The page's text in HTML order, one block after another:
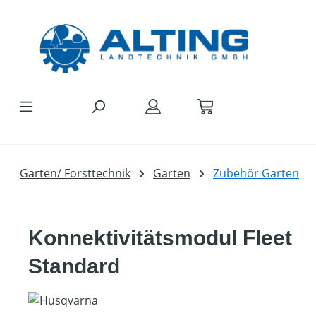
Garten/ Forsttechnik Garten Zubehör Garten
Konnektivitätsmodul Fleet
Standard